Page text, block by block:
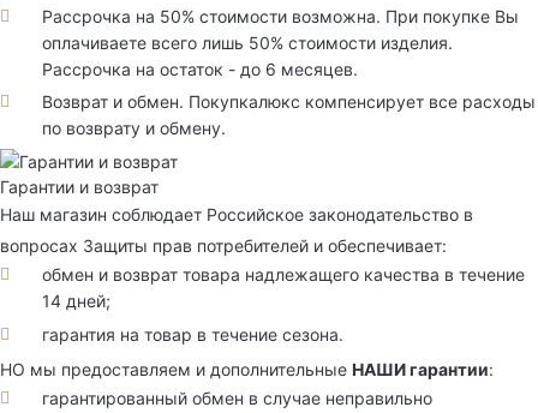
Рассрочка на 50% стоимости возможна. При покупке Вы
оплачиваете всего лишь 50% стоимости изделия.
Рассрочка на остаток - до 6 месяцев.
Возврат и обмен. Покупкалюкс компенсирует все расходы
по возврату и обмену.
Гарантии и возврат
Наш магазин соблюдает Российское законодательство в
вопросах Защиты прав потребителей и обеспечивает:
обмен и возврат товара надлежащего качества в течение
14 дней;
гарантия на товар в течение сезона.
НО мы предоставляем и дополнительные НАШИ гарантии:
гарантированный обмен в случае неправильно